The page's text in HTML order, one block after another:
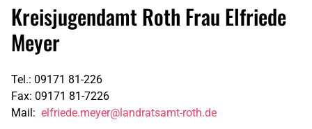
Kreisjugendamt Roth Frau Elfriede
Meyer
Tel.: 09171 81-226
Fax: 09171 81-7226
Mail: elfriede.meyer@landratsamt-roth.de